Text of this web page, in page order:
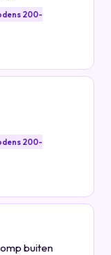
200-
200-
buiten